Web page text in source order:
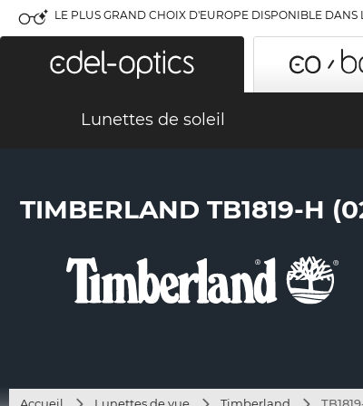
LE PLUS GRAND CHOIX D'EUROPE DISPONIBLE DANS
Lunettes de soleil
TIMBERLAND TB1819-H